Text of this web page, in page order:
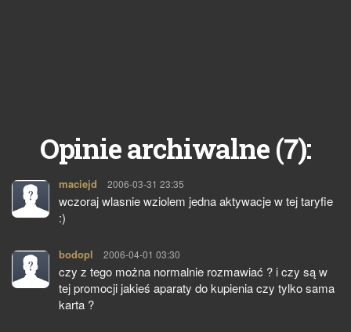
Opinie archiwalne (7):
maciejd pisze:
2006-03-31 23:35
wczoraj wlasnie wziolem jedna aktywacje w tej taryfie
:)
bodopl pisze:
2006-04-01 03:30
czy z tego można normalnie rozmawiać ? i czy są w
tej promocji jakieś aparaty do kupienia czy tylko sama
karta ?